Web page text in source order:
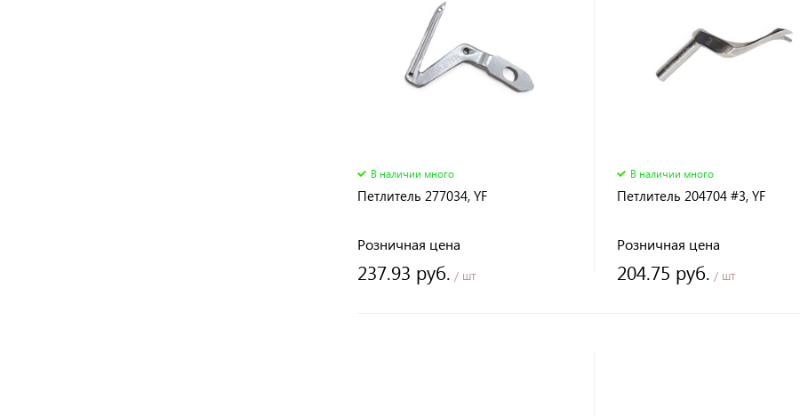
В наличии много
Петлитель 277034, YF
Розничная цена
237.93 руб. / шт
В наличии много
Петлитель 204704 #3, YF
Розничная цена
204.75 руб. / шт